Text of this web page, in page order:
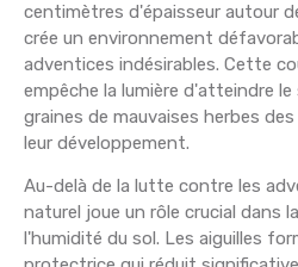
centimètres d'épaisseur autour
crée un environnement
adventices indésirables. Cette
empêche la lumière d'atteindre
graines de mauvaises herbes
leur développement.
Au-delà de la lutte contre les
naturel joue un rôle crucial dans
l'humidité du sol. Les aiguilles